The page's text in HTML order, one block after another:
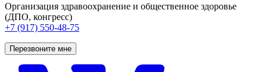
Организация здравоохранение и общественное здоровье
(ДПО, конгресс)
+7 (917) 550-48-75
Перезвоните мне